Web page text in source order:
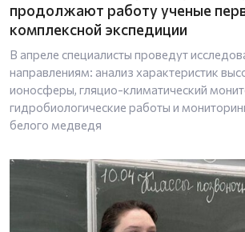
продолжают работу ученые
комплексной экспедиции
В апреле специалисты проведут
направлениям: анализ характеристик
ионосферы, гляцио-климатический
гидробиологические работы и
белого медведя